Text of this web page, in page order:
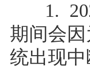
1.
期间会
统出现